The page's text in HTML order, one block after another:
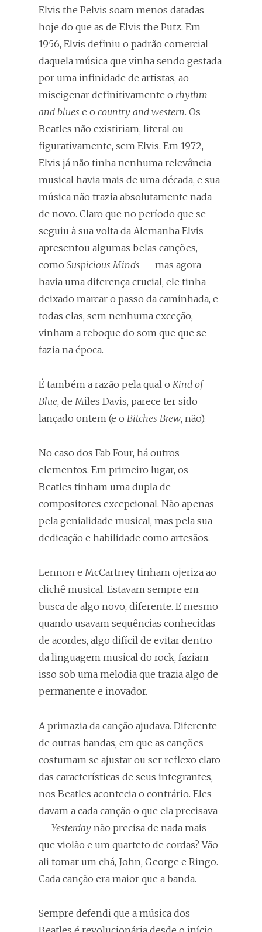
Elvis the Pelvis soam menos datadas
hoje do que as de Elvis the Putz. Em
1956, Elvis definiu o padrão comercial
daquela música que vinha sendo gestada
por uma infinidade de artistas, ao
miscigenar definitivamente o rhythm
and blues e o country and western. Os
Beatles não existiriam, literal ou
figurativamente, sem Elvis. Em 1972,
Elvis já não tinha nenhuma relevância
musical havia mais de uma década, e sua
música não trazia absolutamente nada
de novo. Claro que no período que se
seguiu à sua volta da Alemanha Elvis
apresentou algumas belas canções,
como Suspicious Minds — mas agora
havia uma diferença crucial, ele tinha
deixado marcar o passo da caminhada, e
todas elas, sem nenhuma exceção,
vinham a reboque do som que que se
fazia na época.
É também a razão pela qual o Kind of
Blue, de Miles Davis, parece ter sido
lançado ontem (e o Bitches Brew, não).
No caso dos Fab Four, há outros
elementos. Em primeiro lugar, os
Beatles tinham uma dupla de
compositores excepcional. Não apenas
pela genialidade musical, mas pela sua
dedicação e habilidade como artesãos.
Lennon e McCartney tinham ojeriza ao
clichê musical. Estavam sempre em
busca de algo novo, diferente. E mesmo
quando usavam sequências conhecidas
de acordes, algo difícil de evitar dentro
da linguagem musical do rock, faziam
isso sob uma melodia que trazia algo de
permanente e inovador.
A primazia da canção ajudava. Diferente
de outras bandas, em que as canções
costumam se ajustar ou ser reflexo claro
das características de seus integrantes,
nos Beatles acontecia o contrário. Eles
davam a cada canção o que ela precisava
— Yesterday não precisa de nada mais
que violão e um quarteto de cordas? Vão
ali tomar um chá, John, George e Ringo.
Cada canção era maior que a banda.
Sempre defendi que a música dos